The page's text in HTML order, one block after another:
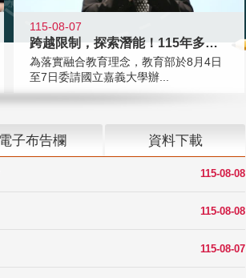
115-08-07
跨越限制，探索潛能！115年多元潛
為落實融合教育理念，教育部於8月4日
至7日委請國立嘉義大學辦...
電子布告欄 資料下載
115-08-08
115-08-08
115-08-07